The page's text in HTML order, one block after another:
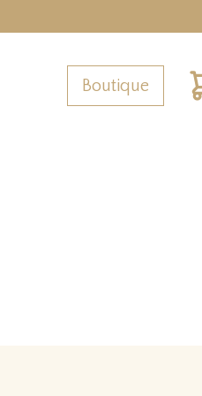
Boutique